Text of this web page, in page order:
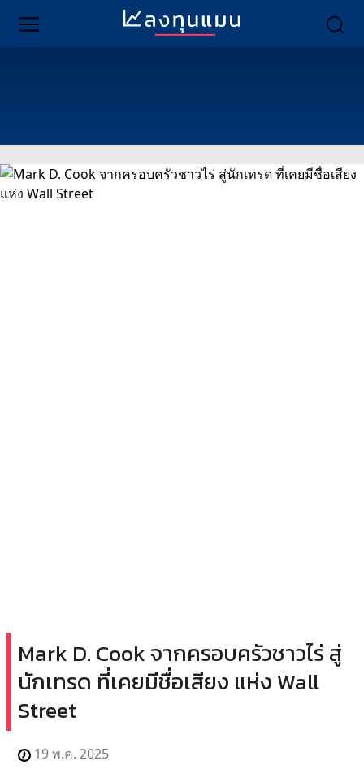
Mark D. Cook จากครอบครัวชาวไร่ สู่
นักเทรด ที่เคยมีชื่อเสียง แห่ง Wall
Street
19 พ.ค. 2025